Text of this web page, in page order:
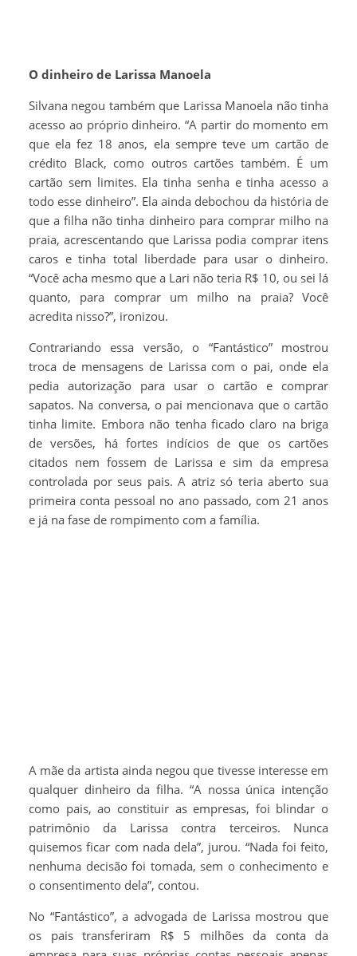
O dinheiro de Larissa Manoela
Silvana negou também que Larissa Manoela não tinha
acesso ao próprio dinheiro. “A partir do momento em
que ela fez 18 anos, ela sempre teve um cartão de
crédito Black, como outros cartões também. É um
cartão sem limites. Ela tinha senha e tinha acesso a
todo esse dinheiro”. Ela ainda debochou da história de
que a filha não tinha dinheiro para comprar milho na
praia, acrescentando que Larissa podia comprar itens
caros e tinha total liberdade para usar o dinheiro.
“Você acha mesmo que a Lari não teria R$ 10, ou sei lá
quanto, para comprar um milho na praia? Você
acredita nisso?”, ironizou.
Contrariando essa versão, o “Fantástico” mostrou
troca de mensagens de Larissa com o pai, onde ela
pedia autorização para usar o cartão e comprar
sapatos. Na conversa, o pai mencionava que o cartão
tinha limite. Embora não tenha ficado claro na briga
de versões, há fortes indícios de que os cartões
citados nem fossem de Larissa e sim da empresa
controlada por seus pais. A atriz só teria aberto sua
primeira conta pessoal no ano passado, com 21 anos
e já na fase de rompimento com a família.
A mãe da artista ainda negou que tivesse interesse em
qualquer dinheiro da filha. “A nossa única intenção
como pais, ao constituir as empresas, foi blindar o
patrimônio da Larissa contra terceiros. Nunca
quisemos ficar com nada dela”, jurou. “Nada foi feito,
nenhuma decisão foi tomada, sem o conhecimento e
o consentimento dela”, contou.
No “Fantástico”, a advogada de Larissa mostrou que
os pais transferiram R$ 5 milhões da conta da